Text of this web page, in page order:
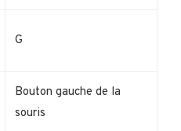
G
Bouton gauche de la
souris